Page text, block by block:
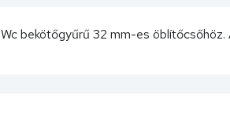
Wc bekötőgyűrű 32 mm-es öblítőcsőhöz.